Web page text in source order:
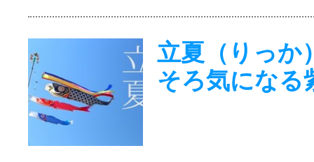
立夏（りっ
そろ気になる